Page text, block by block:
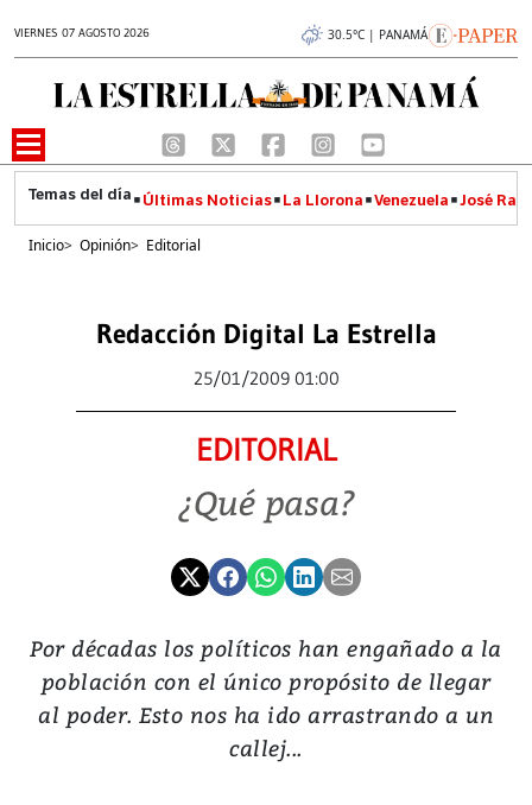
VIERNES 07 AGOSTO 2026 30.5°C | PANAMÁ
Últimas Noticias La Llorona Venezuela José
Inicio> Opinión> Editorial
Redacción Digital La Estrella
25/01/2009 01:00
EDITORIAL
¿Qué pasa?
Por décadas los políticos han engañado a la
población con el único propósito de llegar
al poder. Esto nos ha ido arrastrando a un
callej...